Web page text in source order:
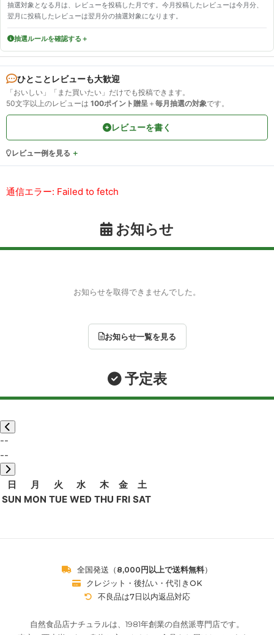
抽選対象となる月は、レビューを投稿した月です。今月投稿したレビューは今月分、
翌月に投稿したレビューは翌月分の抽選対象になります。
抽選ルールを確認する
ひとことレビューも大歓迎
「おいしい」「また買いたい」だけでも投稿できます。
50文字以上のレビューは 100ポイント贈呈 ＋ 毎月抽選の対象です。
レビューを書く
レビュー例を見る
通信エラー: Failed to fetch
お知らせ
お知らせを取得できませんでした。
お知らせ一覧を見る
予定表
--
--
日
SUN
月
MON
火
TUE
水
WED
木
THU
金
FRI
土
SAT
全国発送（ 8,000円以上で送料無料）
クレジット・後払い・代引きOK
不良品は7日以内返品対応
自然食品店ナチュラルは、1981年創業の自然派専門店です。